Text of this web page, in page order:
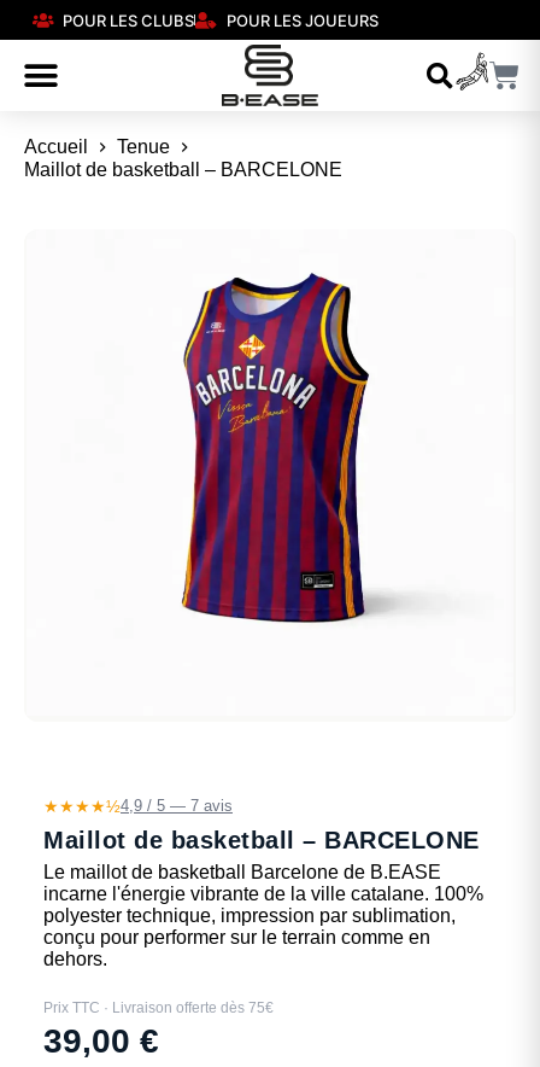
POUR LES CLUBS POUR LES JOUEURS
Accueil
Tenue
Maillot de basketball – BARCELONE
★★★★½4,9 / 5 — 7 avis
Maillot de basketball – BARCELONE
Le maillot de basketball Barcelone de B.EASE
incarne l'énergie vibrante de la ville catalane. 100%
polyester technique, impression par sublimation,
conçu pour performer sur le terrain comme en
dehors.
Prix TTC · Livraison offerte dès 75€
39,00 €